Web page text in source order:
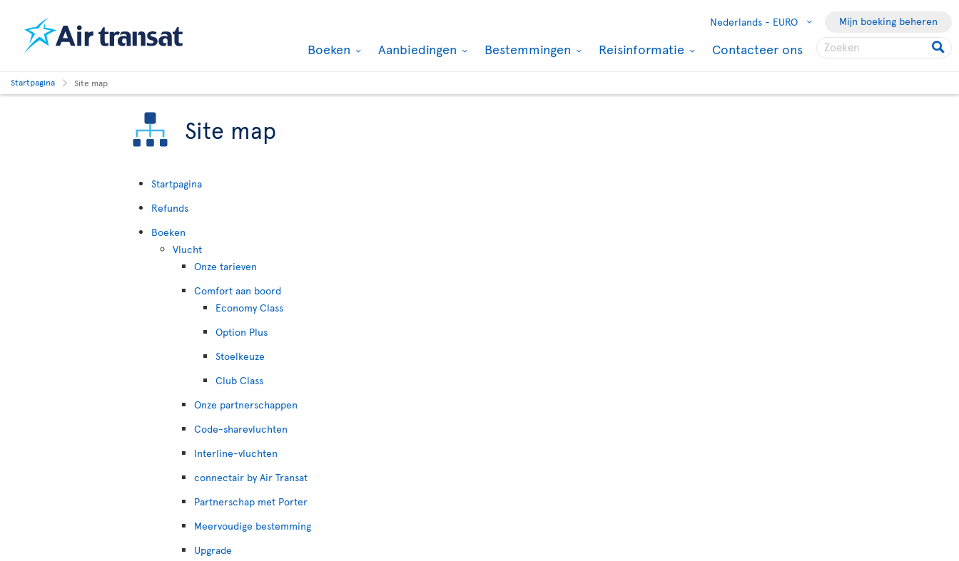
Nederlands - EURO Mijn boeking beheren
Boeken Aanbiedingen Bestemmingen Reisinformatie Contacteer ons
Startpagina Site map
Site map
Startpagina
Refunds
Boeken
Vlucht
Onze tarieven
Comfort aan boord
Economy Class
Option Plus
Stoelkeuze
Club Class
Onze partnerschappen
Code-sharevluchten
Interline-vluchten
connectair by Air Transat
Partnerschap met Porter
Meervoudige bestemming
Upgrade